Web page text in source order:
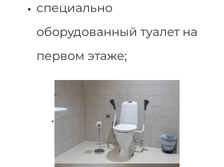
специально
оборудованный туалет на
первом этаже;
+